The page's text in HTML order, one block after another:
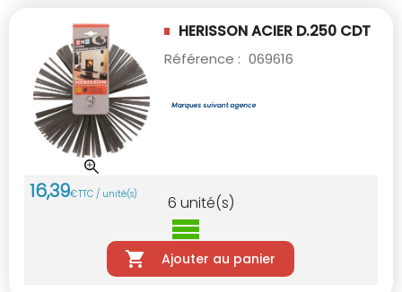
HERISSON ACIER D.250 CDT
Référence : 069616
16,39€TTC / unité(s) 6 unité(s)
Ajouter au panier